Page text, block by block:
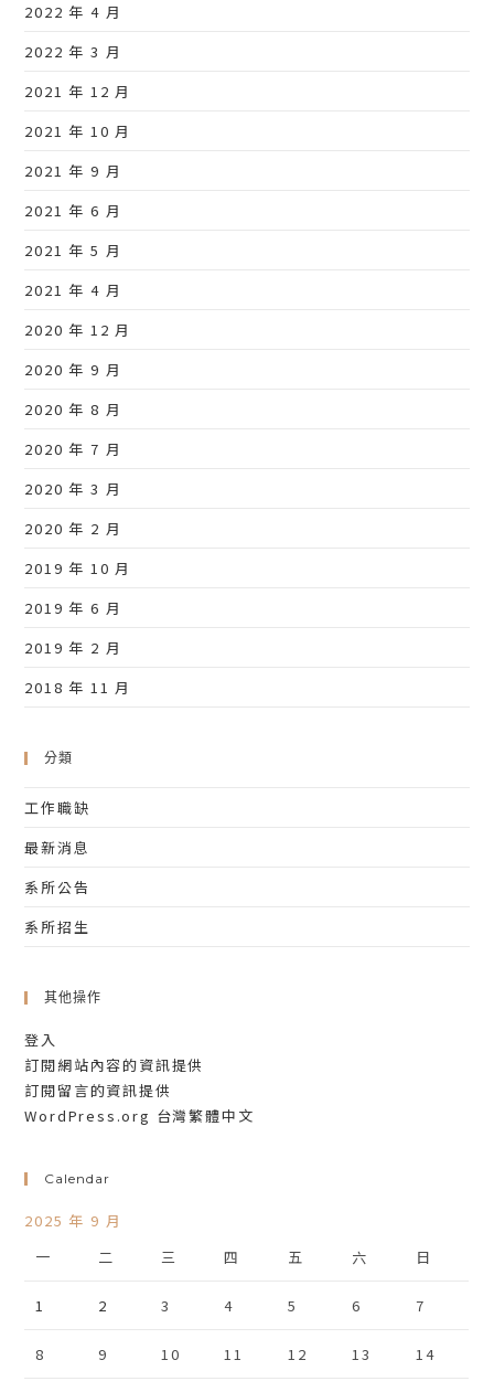
2022 年 4 月
2022 年 3 月
2021 年 12 月
2021 年 10 月
2021 年 9 月
2021 年 6 月
2021 年 5 月
2021 年 4 月
2020 年 12 月
2020 年 9 月
2020 年 8 月
2020 年 7 月
2020 年 3 月
2020 年 2 月
2019 年 10 月
2019 年 6 月
2019 年 2 月
2018 年 11 月
分類
工作職缺
最新消息
系所公告
系所招生
其他操作
登入
訂閱網站內容的資訊提供
訂閱留言的資訊提供
WordPress.org 台灣繁體中文
Calendar
2025 年 9 月
一
二 三 四 五 六 日
1 2 3 4 5 6 7
8 9 10 11 12 13 14